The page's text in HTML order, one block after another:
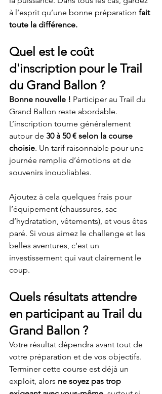
à l’esprit qu’une bonne préparation fait
toute la différence.
Quel est le coût
d'inscription pour le Trail
du Grand Ballon ?
Bonne nouvelle ! Participer au Trail du
Grand Ballon reste abordable.
L’inscription tourne généralement
autour de 30 à 50 € selon la course
choisie. Un tarif raisonnable pour une
journée remplie d’émotions et de
souvenirs inoubliables.
Ajoutez à cela quelques frais pour
l’équipement (chaussures, sac
d’hydratation, vêtements), et vous êtes
paré. Si vous aimez le challenge et les
belles aventures, c’est un
investissement qui vaut clairement le
coup.
Quels résultats attendre
en participant au Trail du
Grand Ballon ?
Votre résultat dépendra avant tout de
votre préparation et de vos objectifs.
Terminer cette course est déjà un
exploit, alors ne soyez pas trop